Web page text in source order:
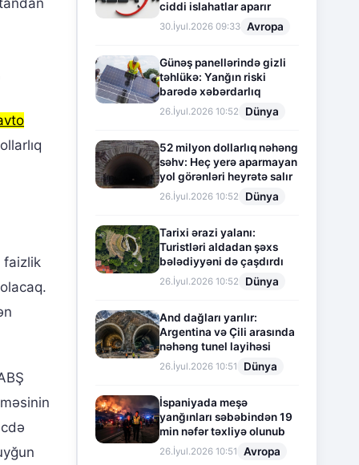
faizlik
ciddi islahatlar aparır
30.İyul.2026 09:33 Avropa
Günəş panellərində gizli
təhlükə: Yanğın riski
barədə xəbərdarlıq
26.İyul.2026 10:52 Dünya
52 milyon dollarlıq nəhəng
səhv: Heç yerə aparmayan
yol görənləri heyrətə salır
26.İyul.2026 10:52 Dünya
Tarixi ərazi yalanı:
Turistləri aldadan şəxs
bələdiyyəni də çaşdırdı
26.İyul.2026 10:52 Dünya
And dağları yarılır:
Argentina və Çili arasında
nəhəng tunel layihəsi
26.İyul.2026 10:51 Dünya
İspaniyada meşə
yanğınları səbəbindən 19
min nəfər təxliyə olunub
26.İyul.2026 10:51 Avropa